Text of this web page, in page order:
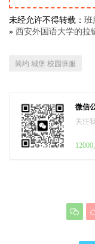
未经允许不得转载： 班
» 西安外国语大学的拉
简约 城堡 校园班服
微信
关注
